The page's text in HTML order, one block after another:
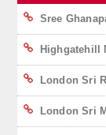
Sree
Highgatehill
London Sri
London Sri